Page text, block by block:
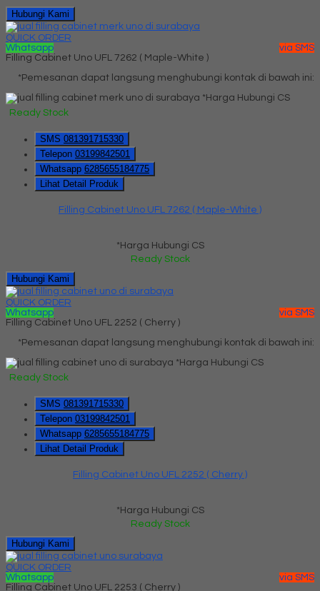
Hubungi Kami
QUICK ORDER
Whatsapp
via SMS
Filling Cabinet Uno UFL 7262 ( Maple-White )
*Pemesanan dapat langsung menghubungi kontak di bawah ini:
*Harga Hubungi CS
Ready Stock
SMS 081391715330
Telepon 03199842501
Whatsapp 6285655184775
Lihat Detail Produk
Filling Cabinet Uno UFL 7262 ( Maple-White )
*Harga Hubungi CS
Ready Stock
Hubungi Kami
QUICK ORDER
Whatsapp
via SMS
Filling Cabinet Uno UFL 2252 ( Cherry )
*Pemesanan dapat langsung menghubungi kontak di bawah ini:
*Harga Hubungi CS
Ready Stock
SMS 081391715330
Telepon 03199842501
Whatsapp 6285655184775
Lihat Detail Produk
Filling Cabinet Uno UFL 2252 ( Cherry )
*Harga Hubungi CS
Ready Stock
Hubungi Kami
QUICK ORDER
Whatsapp
via SMS
Filling Cabinet Uno UFL 2253 ( Cherry )